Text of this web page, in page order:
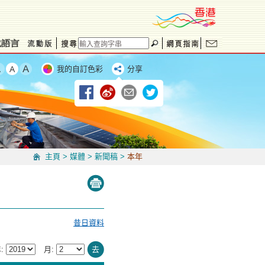
我的自訂色彩 分享
主頁 > 媒體 > 新聞稿 > 本年
昔日資料
月: 去